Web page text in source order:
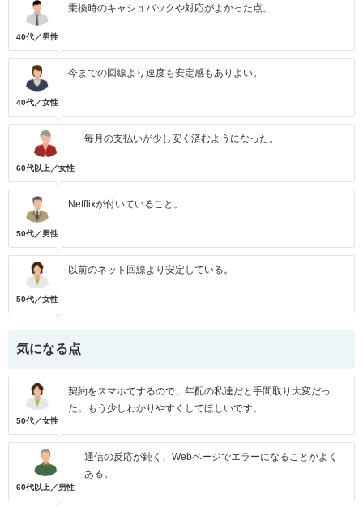
40代／男性
乗換時のキャシュバックや対応がよかった点。
40代／女性
今までの回線より速度も安定感もありよい。
60代以上／女性
毎月の支払いが少し安く済むようになった。
50代／男性
Netflixが付いていること。
50代／女性
以前のネット回線より安定している。
気になる点
50代／女性
契約をスマホでするので、年配の私達だと手間取り大変だっ
た。もう少しわかりやすくしてほしいです。
60代以上／男性
通信の反応が鈍く、Webページでエラーになることがよく
ある。